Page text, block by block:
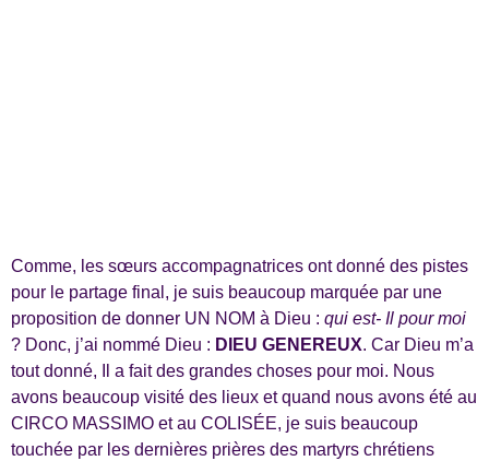
Comme, les sœurs accompagnatrices ont donné des pistes
pour le partage final, je suis beaucoup marquée par une
proposition de donner UN NOM à Dieu : qui est- Il pour moi
? Donc, j’ai nommé Dieu : DIEU GENEREUX. Car Dieu m’a
tout donné, Il a fait des grandes choses pour moi. Nous
avons beaucoup visité des lieux et quand nous avons été au
CIRCO MASSIMO et au COLISÉE, je suis beaucoup
touchée par les dernières prières des martyrs chrétiens